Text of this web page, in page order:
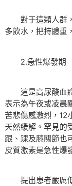
對于這類人群，
多飲水，把持體重
2.急性爆發期
這是高尿酸血癥
表示為午夜或凌晨
苦悲傷感激烈，12
天然緩解。罕見的
跟、踝及膝關節也
皮質激素是急性爆
提出患者嚴厲低